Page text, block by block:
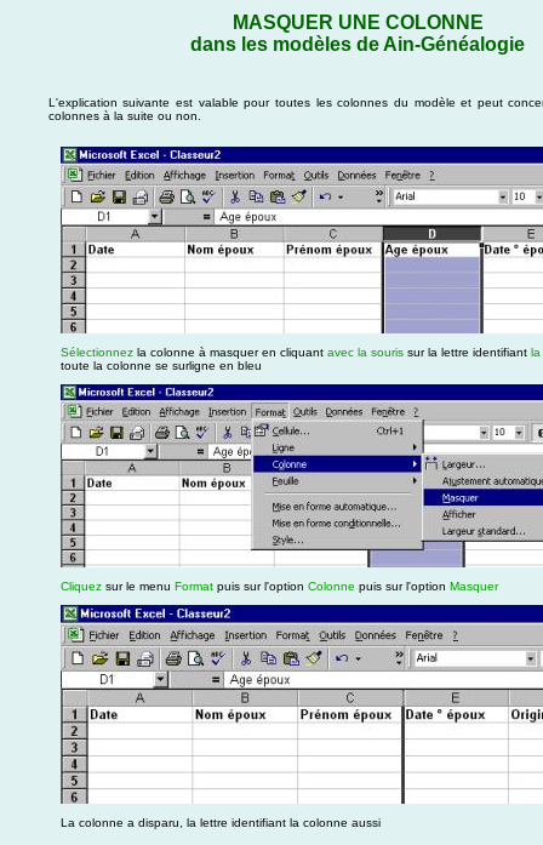
MASQUER UNE COLONNE
dans les modèles de Ain-Généalogie
L'explication suivante est valable pour toutes les colonnes du modèle et peut
colonnes à la suite ou non.
Sélectionnezla colonne à masquer en cliquant avec la sourissur la lettre identifiant la
toute la colonne se surligne en bleu
Cliquezsur le menu Formatpuis sur l'option Colonne puis sur l'option Masquer
La colonne a disparu, la lettre identifiant la colonne aussi